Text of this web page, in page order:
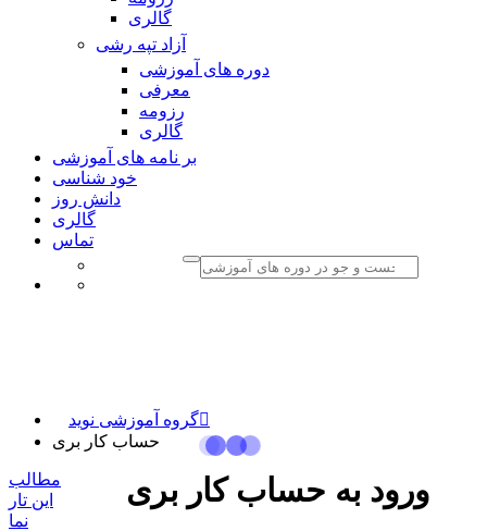
گالری
آزاد تپه رشی
دوره های آموزشی
معرفی
رزومه
گالری
بر نامه های آموزشی
خود شناسی
دانش روز
گالری
تماس
گروه آموزشی نوید
حساب کار بری
ورود به حساب کار بری
مطالب
این تار
نما